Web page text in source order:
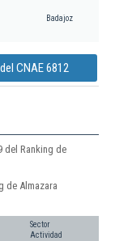
Badajoz
CNAE 6812
del Ranking de
de Almazara
Sector
Actividad